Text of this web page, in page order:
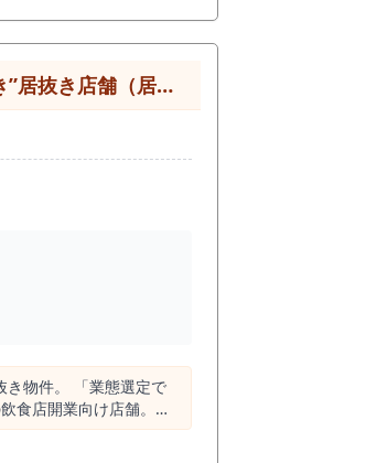
、客席数、カウンター
の専門店、ランチ需要
強いエリアのため、毎
食系業態で新宿区中井
すが、中井駅周辺は飲
する駅利用者や近隣住
」を短時間で伝えるこ
ため、ランチ、夕食、
。新宿区・中井駅徒歩2
集案件です。 ！
ら業態転換に最適）
き物件。 「業態選定で
食店開業向け店舗。学